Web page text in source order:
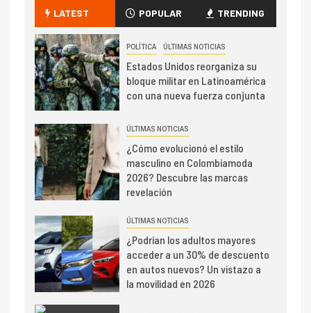
LATEST POPULAR TRENDING
POLÍTICA ÚLTIMAS NOTICIAS
Estados Unidos reorganiza su
bloque militar en Latinoamérica
con una nueva fuerza conjunta
ÚLTIMAS NOTICIAS
¿Cómo evolucionó el estilo
masculino en Colombiamoda
2026? Descubre las marcas
revelación
ÚLTIMAS NOTICIAS
¿Podrían los adultos mayores
acceder a un 30% de descuento
en autos nuevos? Un vistazo a
la movilidad en 2026